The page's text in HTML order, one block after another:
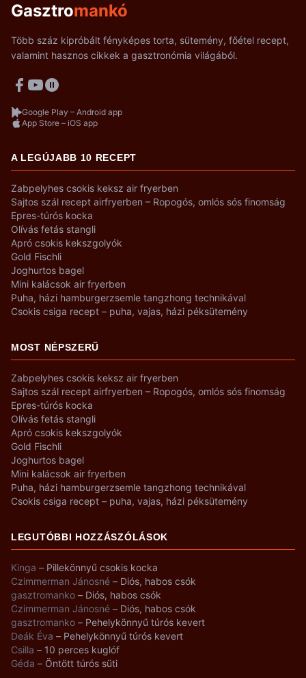
Gasztromankó
Több száz kipróbált fényképes torta, sütemény, főétel recept,
valamint hasznos cikkek a gasztronómia világából.
Google Play – Android app
App Store – iOS app
A LEGÚJABB 10 RECEPT
Zabpelyhes csokis keksz air fryerben
Sajtos szál recept airfryerben – Ropogós, omlós sós finomság
Epres-túrós kocka
Olívás fetás stangli
Apró csokis kekszgolyók
Gold Fischli
Joghurtos bagel
Mini kalácsok air fryerben
Puha, házi hamburgerzsemle tangzhong technikával
Csokis csiga recept – puha, vajas, házi péksütemény
MOST NÉPSZERŰ
Zabpelyhes csokis keksz air fryerben
Sajtos szál recept airfryerben – Ropogós, omlós sós finomság
Epres-túrós kocka
Olívás fetás stangli
Apró csokis kekszgolyók
Gold Fischli
Joghurtos bagel
Mini kalácsok air fryerben
Puha, házi hamburgerzsemle tangzhong technikával
Csokis csiga recept – puha, vajas, házi péksütemény
LEGUTÓBBI HOZZÁSZÓLÁSOK
Kinga – Pillekönnyű csokis kocka
Czimmerman Jánosné – Diós, habos csók
gasztromanko – Diós, habos csók
Czimmerman Jánosné – Diós, habos csók
gasztromanko – Pehelykönnyű túrós kevert
Deák Éva – Pehelykönnyű túrós kevert
Csilla – 10 perces kuglóf
Géda – Öntött túrós süti